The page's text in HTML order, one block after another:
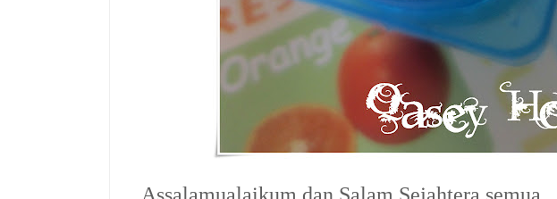
Assalamualaikum dan Salam Sejahtera semua...